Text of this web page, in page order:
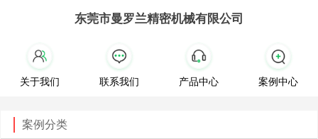
东莞市曼罗兰精密机械有限公司
关于我们 联系我们 产品中心 案例中心
案例分类